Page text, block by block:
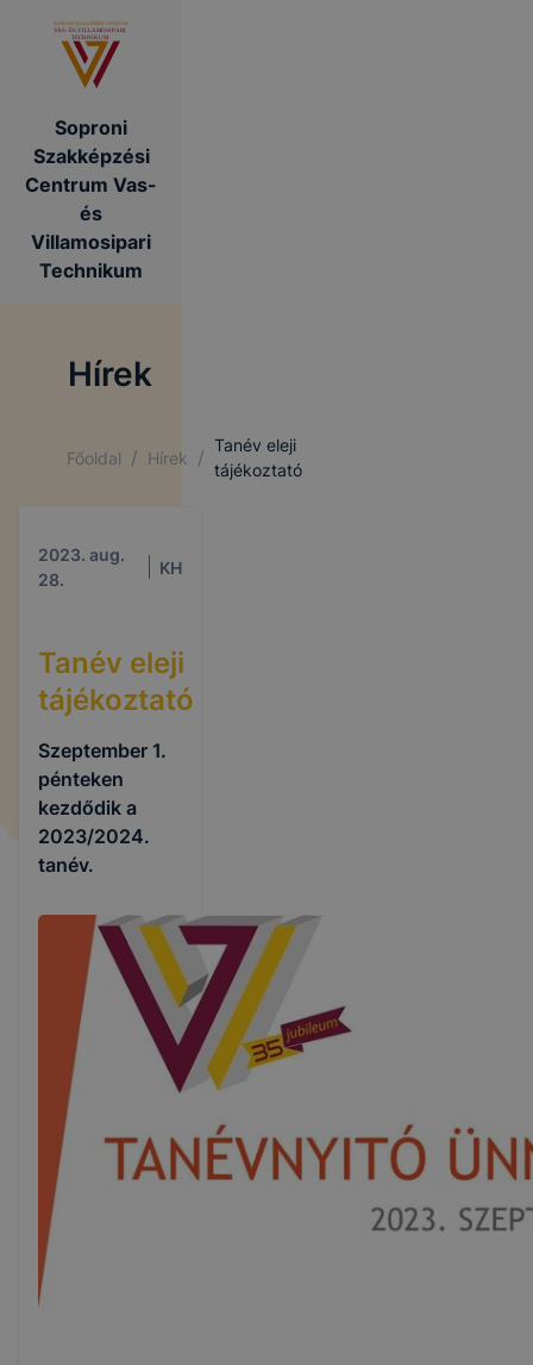
Soproni
Szakképzési
Centrum Vas-
és
Villamosipari
Technikum
Hírek
Főoldal / Hírek /
Tanév eleji
tájékoztató
2023. aug.
28.
KH
Tanév eleji
tájékoztató
Szeptember 1.
pénteken
kezdődik a
2023/2024.
tanév.